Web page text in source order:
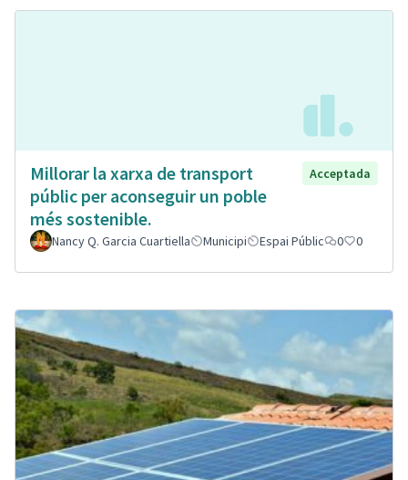
Millorar la xarxa de transport
públic per aconseguir un poble
més sostenible.
Acceptada
Nancy Q. Garcia Cuartiella Municipi Espai Públic 0 0